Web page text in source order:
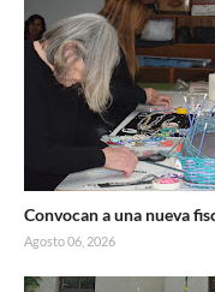
Convocan a una nueva
Agosto 06, 2026